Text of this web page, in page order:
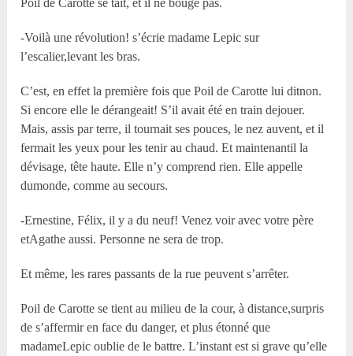
Poil de Carotte se tait, et il ne bouge pas.
-Voilà une révolution! s’écrie madame Lepic sur
l’escalier,levant les bras.
C’est, en effet la première fois que Poil de Carotte lui ditnon.
Si encore elle le dérangeait! S’il avait été en train dejouer.
Mais, assis par terre, il tournait ses pouces, le nez auvent, et il
fermait les yeux pour les tenir au chaud. Et maintenantil la
dévisage, tête haute. Elle n’y comprend rien. Elle appelle
dumonde, comme au secours.
-Ernestine, Félix, il y a du neuf! Venez voir avec votre père
etAgathe aussi. Personne ne sera de trop.
Et même, les rares passants de la rue peuvent s’arrêter.
Poil de Carotte se tient au milieu de la cour, à distance,surpris
de s’affermir en face du danger, et plus étonné que
madameLepic oublie de le battre. L’instant est si grave qu’elle